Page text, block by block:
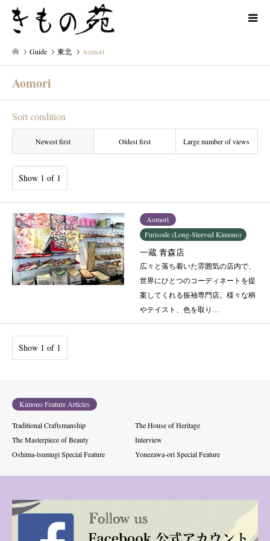
Guide 東北 Aomori
Aomori
Sort condition
Newest first Oldest first Large number of views
Show 1 of 1
Aomori
Furisode (Long-Sleeved Kimono)
一蔵 青森店
広々と落ち着いた雰囲気の店内で、
世界にひとつのコーディネートを提
案してくれる振袖専門店。様々な柄
やテイスト、色を取り…
Show 1 of 1
Kimono Feature Articles
Traditional Craftsmanship
The House of Heritage
The Masterpiece of Beauty
Interview
Oshima-tsumugi Special Feature
Yonezawa-ori Special Feature